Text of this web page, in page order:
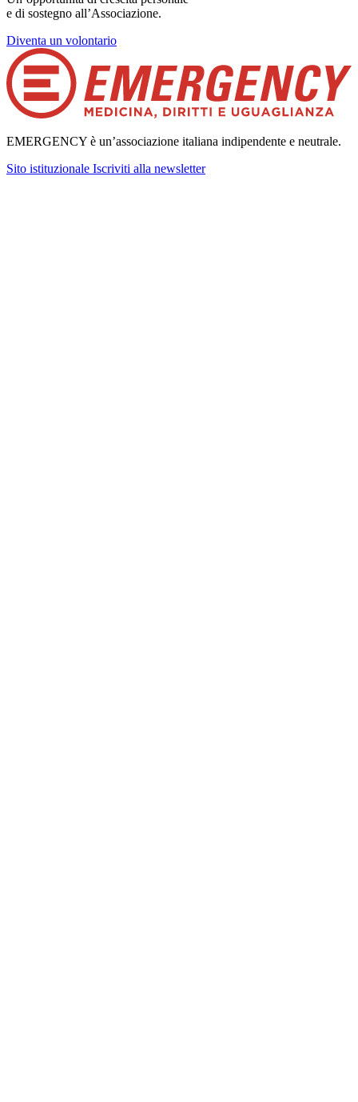
e di sostegno all’Associazione.
Diventa un volontario
EMERGENCY è un’associazione italiana indipendente e neutrale.
Sito istituzionale Iscriviti alla newsletter